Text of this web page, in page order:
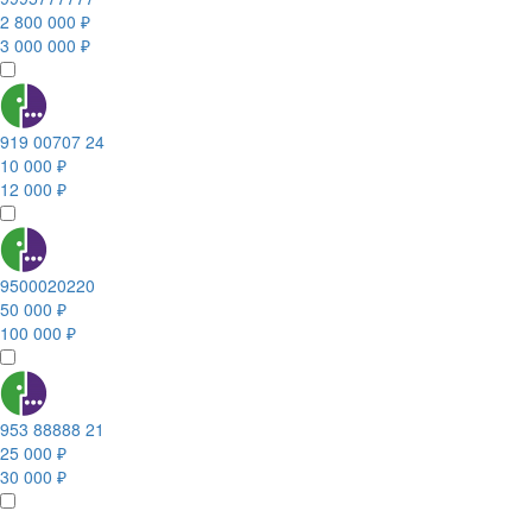
2 800 000 ₽
3 000 000 ₽
919 00707 24
10 000 ₽
12 000 ₽
9500020220
50 000 ₽
100 000 ₽
953 88888 21
25 000 ₽
30 000 ₽